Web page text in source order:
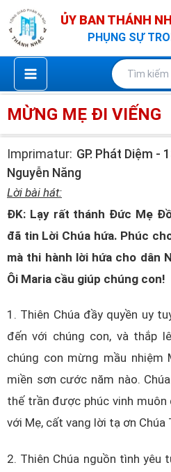
Nhảy
tới
nội
dung
ỦY BAN THÁNH
PHỤNG SỰ
MỪNG MẸ ĐI VIẾNG
Imprimatur: GP. Phát Diệm -
Nguyễn Năng
Lời bài hát:
ĐK: Lạy rất thánh Đức Mẹ
đã tin Lời Chúa hứa. Phúc
mà thi hành lời hứa cho dân
Ôi Maria cầu giúp chúng con!
1. Thiên Chúa đầy quyền uy
đến với chúng con, và thắp
chúng con mừng mầu nhiệm
miền sơn cước năm nào.
thế trần được phúc vinh
với Mẹ, cất vang lời tạ ơn Chúa
2. Thiên Chúa nguồn tình yêu